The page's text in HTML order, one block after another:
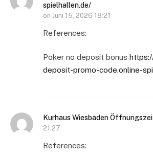
spielhallen.de/
on Juni 15, 2026 18:21
References:
Poker no deposit bonus
deposit-promo-code.online-
Kurhaus Wiesbaden
21:27
References: